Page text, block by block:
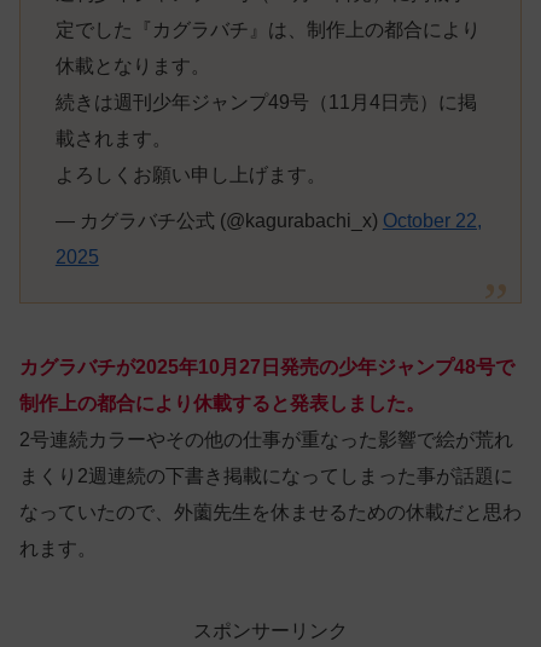
定でした『カグラバチ』は、制作上の都合により
休載となります。
続きは週刊少年ジャンプ49号（11月4日売）に掲
載されます。
よろしくお願い申し上げます。
— カグラバチ公式 (@kagurabachi_x) October 22,
2025
カグラバチが2025年10月27日発売の少年ジャンプ48号で
制作上の都合により休載すると発表しました。
2号連続カラーやその他の仕事が重なった影響で絵が荒れ
まくり2週連続の下書き掲載になってしまった事が話題に
なっていたので、外薗先生を休ませるための休載だと思わ
れます。
スポンサーリンク